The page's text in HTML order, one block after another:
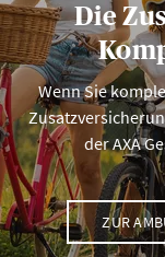
Die
Wenn Sie
der AXA
ZUR